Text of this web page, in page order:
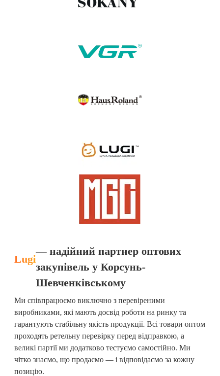
Lugi
— надійний партнер оптових
закупівель у Корсунь-
Шевченківському
Ми співпрацюємо виключно з перевіреними
виробниками, які мають досвід роботи на ринку та
гарантують стабільну якість продукції. Всі товари оптом
проходять ретельну перевірку перед відправкою, а
великі партії ми додатково тестуємо самостійно. Ми
чітко знаємо, що продаємо — і відповідаємо за кожну
позицію.